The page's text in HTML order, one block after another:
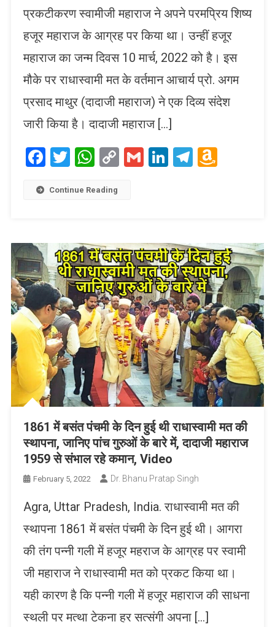
प्रकटीकरण स्वामीजी महाराज ने अपने परमप्रिय शिष्य
हजूर महाराज के आग्रह पर किया था। उन्हीं हजूर
महाराज का जन्म दिवस 10 मार्च, 2022 को है। इस
मौके पर राधास्वामी मत के वर्तमान आचार्य प्रो. अगम
प्रसाद माथुर (दादाजी महाराज) ने एक दिव्य संदेश
जारी किया है। दादाजी महाराज […]
Facebook
TwitterWhatsApp
CopyGmailLinkedIn
Telegram
Continue Reading
1861 में बसंत पंचमी के दिन हुई थी राधास्वामी मत की
स्थापना, जानिए पांच गुरुओं के बारे में, दादाजी महाराज
1959 से संभाल रहे कमान, Video
February 5, 2022 Dr. Bhanu Pratap Singh
Agra, Uttar Pradesh, India. राधास्वामी मत की
स्थापना 1861 में बसंत पंचमी के दिन हुई थी। आगरा
की तंग पन्नी गली में हजूर महराज के आग्रह पर स्वामी
जी महाराज ने राधास्वामी मत को प्रकट किया था।
यही कारण है कि पन्नी गली में हजूर महाराज की साधना
स्थली पर मत्था टेकना हर सत्संगी अपना […]